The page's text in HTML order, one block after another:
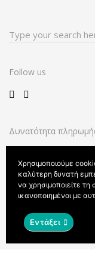
Search
Follow us
Δυνατότητα
Όροι και προϋποθέσεις
© 2021 Made by
Χρησιμοποιούμε
καλύτερη δυνατή
να χρησιμοποιείτε
ικανοποιημένοι με
Εντάξει